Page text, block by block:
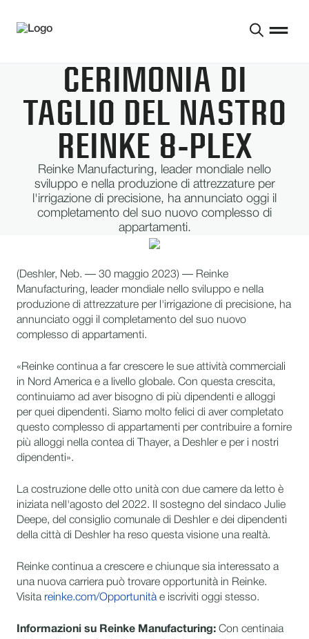
CERIMONIA DI
TAGLIO DEL NASTRO
REINKE 8-PLEX
Reinke Manufacturing, leader mondiale nello
sviluppo e nella produzione di attrezzature per
l'irrigazione di precisione, ha annunciato oggi il
completamento del suo nuovo complesso di
appartamenti.
(Deshler, Neb. — 30 maggio 2023) — Reinke
Manufacturing, leader mondiale nello sviluppo e nella
produzione di attrezzature per l'irrigazione di precisione, ha
annunciato oggi il completamento del suo nuovo
complesso di appartamenti.
«Reinke continua a far crescere le sue attività commerciali
in Nord America e a livello globale. Con questa crescita,
continuiamo ad aver bisogno di più dipendenti e alloggi
per quei dipendenti. Siamo molto felici di aver completato
questo complesso di appartamenti per contribuire a fornire
più alloggi nella contea di Thayer, a Deshler e per i nostri
dipendenti».
La costruzione delle otto unità con due camere da letto è
iniziata nell'agosto del 2022. Il sostegno del sindaco Julie
Deepe, del consiglio comunale di Deshler e dei dipendenti
della città di Deshler ha reso questa visione una realtà.
Reinke continua a crescere e chiunque sia interessato a
una nuova carriera può trovare opportunità in Reinke.
Visita reinke.com/Opportunitàe iscriviti oggi stesso.
Informazioni su Reinke Manufacturing: Con centinaia